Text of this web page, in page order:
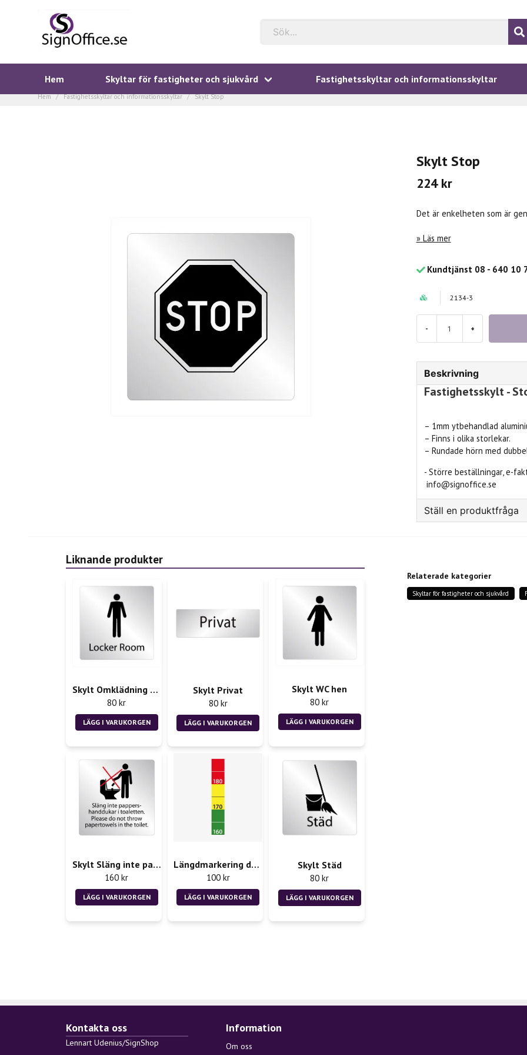
Hem Skyltar för fastigheter och sjukvård Fastighetsskyltar och informationsskyltar
Hem Fastighetsskyltar och informationsskyltar Skylt Stop
Skylt Stop
224 kr
Det är enkelheten som är
Läs mer
Kundtjänst 08 - 640 10
2134-3
- +
Beskrivning
Fastighetsskylt -
– 1mm ytbehandlad
– Finns i olika storlekar.
– Rundade hörn med
- Större beställningar, e-
info@signoffice.se
Ställ en produktfråga
name
Liknande produkter
Skylt Omklädning herr Locker Room
80 kr
LÄGG I VARUKORGEN
Skylt Privat
80 kr
LÄGG I VARUKORGEN
Skylt WC hen
80 kr
LÄGG I VARUKORGEN
Skylt Släng inte pappershanddukar i toaletten
160 kr
LÄGG I VARUKORGEN
Längdmarkering dekal - Rån 2st 50x300mm
100 kr
LÄGG I VARUKORGEN
Skylt Städ
80 kr
LÄGG I VARUKORGEN
Relaterade kategorier
Skyltar för fastigheter och sjukvård
Kontakta oss
Lennart Udenius/SignShop
Information
Om oss